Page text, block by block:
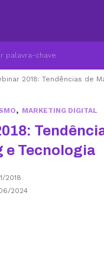
2018: Tendências de
, MARKETING DIGITAL
e Tecnologia
2018
2024